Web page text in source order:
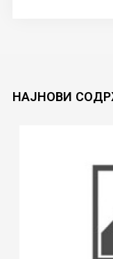
НАЈНОВИ